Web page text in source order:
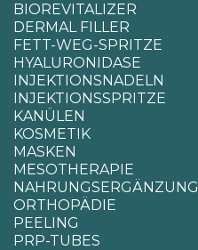
BIOREVITALIZER
DERMAL FILLER
FETT-WEG-SPRITZE
HYALURONIDASE
INJEKTIONSNADELN
INJEKTIONSSPRITZE
KANÜLEN
KOSMETIK
MASKEN
MESOTHERAPIE
NAHRUNGSERGÄNZUNG
ORTHOPÄDIE
PEELING
PRP-TUBES